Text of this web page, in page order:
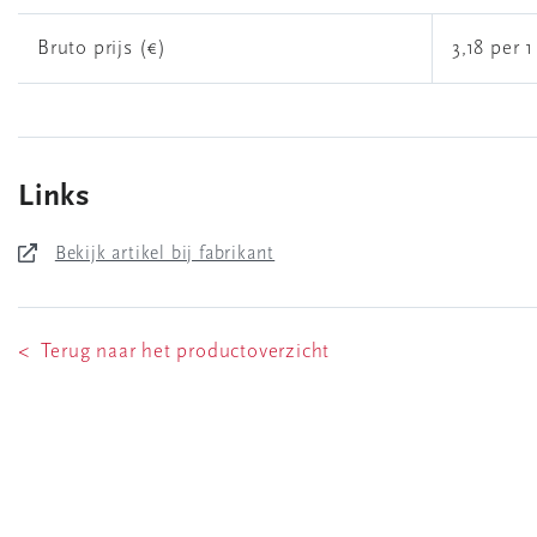
Bruto prijs (€) 3,18 per
Links
Bekijk artikel bij fabrikant
< Terug naar het productoverzicht